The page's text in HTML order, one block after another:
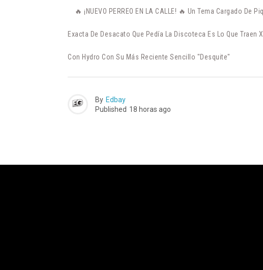
🔥 ¡NUEVO PERREO EN LA CALLE! 🔥 Un Tema Cargado De
Exacta De Desacato Que Pedía La Discoteca Es Lo Que Traen
Con Hydro Con Su Más Reciente Sencillo "Desquite"
By Edbay
Published 18 horas ago